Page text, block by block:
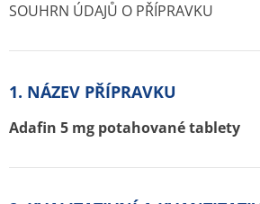
SOUHRN ÚDAJŮ O PŘÍPRAVKU
1. NÁZEV PŘÍPRAVKU
Adafin 5 mg potahované tablety